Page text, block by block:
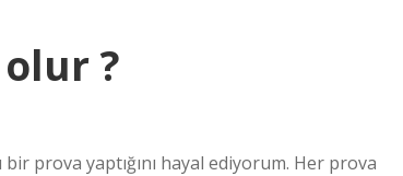
?
prova yaptığını hayal ediyorum. Her prova